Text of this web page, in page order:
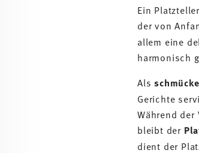
Ein
der von
allem eine
harmonisch
Als
Gerichte
Während
bleibt der
dient der